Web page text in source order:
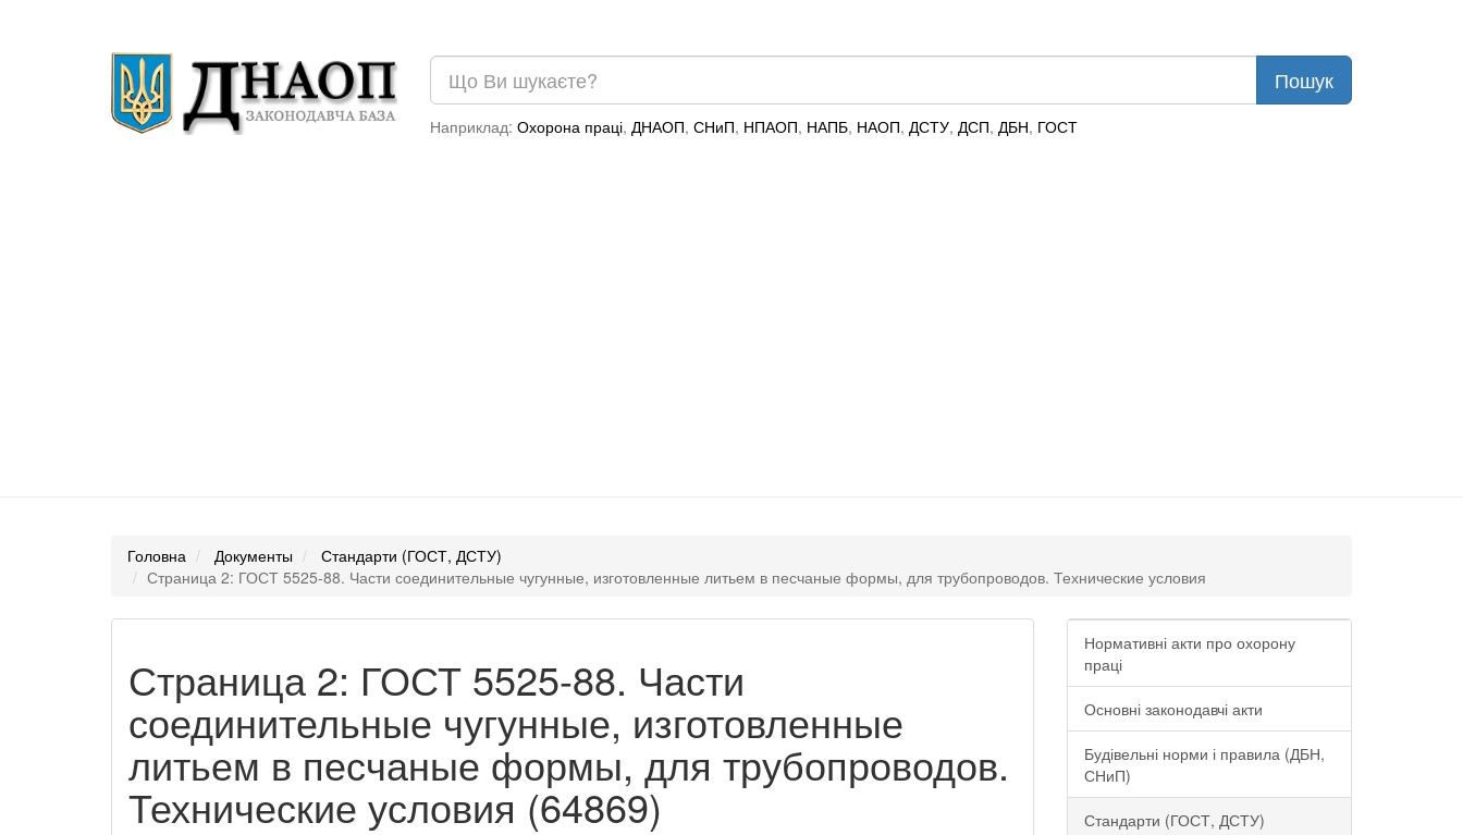
Наприклад: Охорона праці, ДНАОП, СНиП, НПАОП, НАПБ, НАОП, ДСТУ, ДСП, ДБН, ГОСТ
Головна Документы
Стандарти (ГОСТ, ДСТУ)
Страница 2: ГОСТ 5525-88. Части соединительные чугунные, изготовленные литьем в песчаные формы, для трубопроводов. Технические условия
Страница 2: ГОСТ 5525-88. Части
соединительные чугунные, изготовленные
литьем в песчаные формы, для трубопроводов.
Технические условия (64869)
Нормативні акти про охорону
праці
Основні законодавчі акти
Будівельні норми і правила (ДБН,
СНиП)
Стандарти (ГОСТ, ДСТУ)